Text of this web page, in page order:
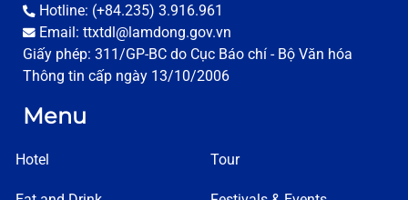
Ward 12 police
Thai Phien, Ward 12, Da Lat
0263 3823769
Hotline: (+84.235) 3.916.961
Email: ttxtdl@lamdong.gov.vn
Giấy phép: 311/GP-BC do Cục Báo chí - Bộ Văn hóa
Thông tin cấp ngày 13/10/2006
Menu
Hotel Tour